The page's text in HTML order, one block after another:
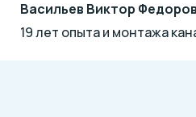
Васильев Виктор
19 лет опыта и монтажа